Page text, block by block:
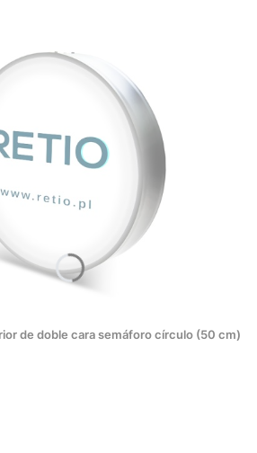
de doble cara semáforo círculo (50 cm)